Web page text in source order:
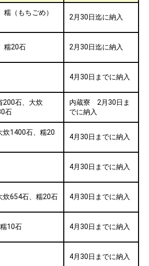
糯（もちごめ）
2月30日迄に納入
糯20石 2月30日迄に納入
4月30日までに納入
200石、大炊
石
内蔵寮 2月30日ま
でに納入
炊1400石、糯20
4月30日までに納入
4月30日までに納入
炊654石、糯20石 4月30日までに納入
10石 4月30日までに納入
4月30日までに納入